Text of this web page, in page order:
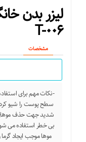
لیزر بدن
T-۰۰۶
مشخصات
-نکات مهم برای
شدید جهت حذف موهای
بی خطر استفاده می
موها موجب ایجاد